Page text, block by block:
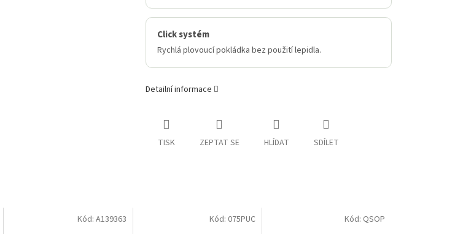
Click systém
Rychlá plovoucí pokládka bez použití lepidla.
Detailní informace
TISK ZEPTAT SE HLÍDAT SDÍLET
Kód: A139363 Kód: 075PUC Kód: QSOP